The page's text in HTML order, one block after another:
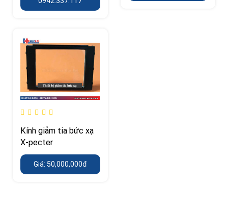
Kính giảm tia bức xạ
X-pecter
Giá: 50,000,000đ